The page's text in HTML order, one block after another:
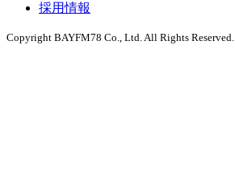
採用情報
Copyright BAYFM78 Co., Ltd. All Rights Reserved.